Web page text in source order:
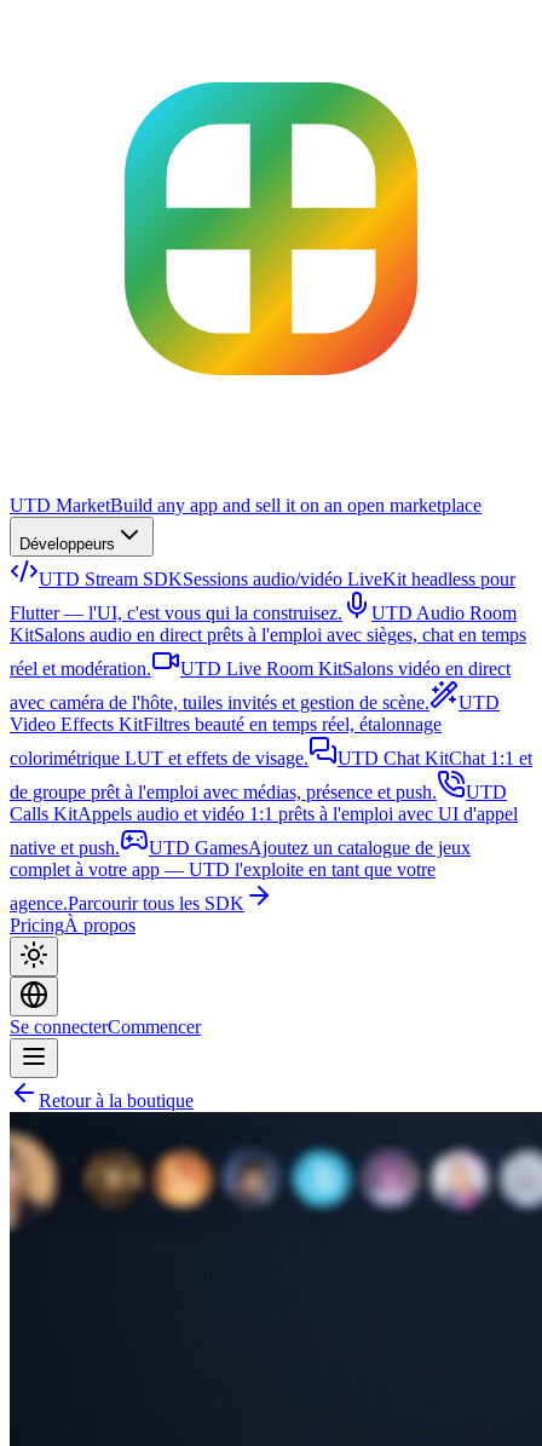
UTD MarketBuild any app and sell it on an open marketplace
Développeurs
UTD Stream SDKSessions audio/vidéo LiveKit headless pour
Flutter — l'UI, c'est vous qui la construisez.
UTD Audio Room
KitSalons audio en direct prêts à l'emploi avec sièges, chat en temps
réel et modération.
UTD Live Room KitSalons vidéo en direct
avec caméra de l'hôte, tuiles invités et gestion de scène.
UTD
Video Effects KitFiltres beauté en temps réel, étalonnage
colorimétrique LUT et effets de visage.
UTD Chat KitChat 1:1 et
de groupe prêt à l'emploi avec médias, présence et push.
UTD
Calls KitAppels audio et vidéo 1:1 prêts à l'emploi avec UI d'appel
native et push.
UTD GamesAjoutez un catalogue de jeux
complet à votre app — UTD l'exploite en tant que votre
agence.Parcourir tous les SDK
PricingÀ propos
Se connecterCommencer
Retour à la boutique